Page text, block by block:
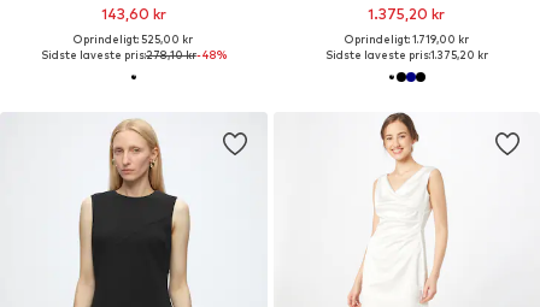
143,60 kr
Oprindeligt: 525,00 kr
Sidste laveste pris:278,10 kr-48%
1.375,20 kr
Oprindeligt: 1.719,00 kr
Sidste laveste pris:1.375,20 kr